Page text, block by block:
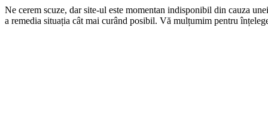
Ne cerem scuze, dar site-ul este momentan indisponibil din cauza
a remedia situația cât mai curând posibil. Vă mulțumim pentru